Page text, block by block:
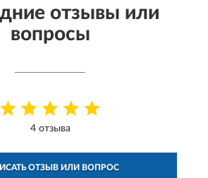
отзывы или
вопросы
4 отзыва
ОТЗЫВ ИЛИ ВОПРОС